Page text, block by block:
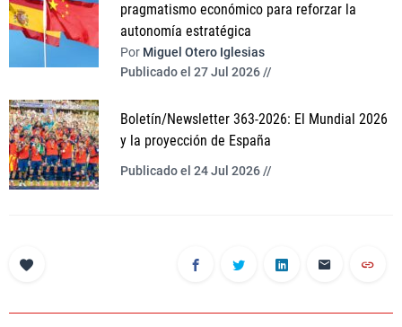
pragmatismo económico para reforzar la
autonomía estratégica
Por Miguel Otero Iglesias
Publicado el 27 Jul 2026 //
Boletín/Newsletter 363-2026: El Mundial 2026
y la proyección de España
Publicado el 24 Jul 2026 //